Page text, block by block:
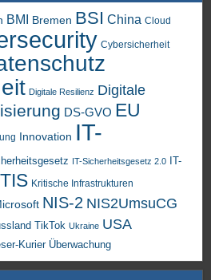
BMI Bremen BSI China Cloud
Cybersicherheit
Digitale Resilienz Digitale
DS-GVO EU
Innovation IT-
IT-Sicherheitsgesetz 2.0
IT-
Kritische Infrastrukturen
NIS-2 NIS2UmsuCG
TikTok Ukraine USA
Kurier Überwachung